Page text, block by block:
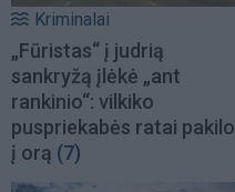
Kriminalai
„Fūristas“ į judrią
sankryžą įlėkė „ant
rankinio“: vilkiko
puspriekabės ratai pakilo
į orą (7)